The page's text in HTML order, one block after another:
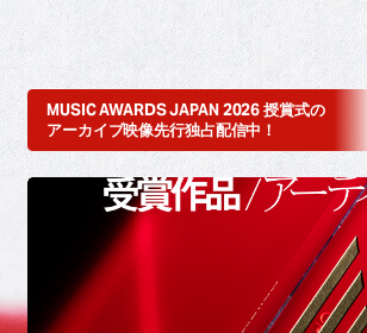
MUSIC AWARDS JAPAN 2026 授賞式の
アーカイブ映像先行独占配信中！